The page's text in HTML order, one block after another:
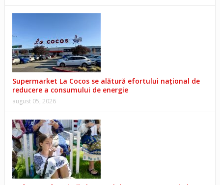
Supermarket La Cocos se alătură efortului național de
reducere a consumului de energie
august 05, 2026